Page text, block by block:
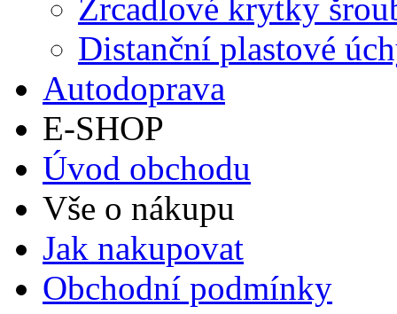
Zrcadlové krytky
Distanční plastové
Autodoprava
E-SHOP
Úvod obchodu
Vše o nákupu
Jak nakupovat
Obchodní podmínky